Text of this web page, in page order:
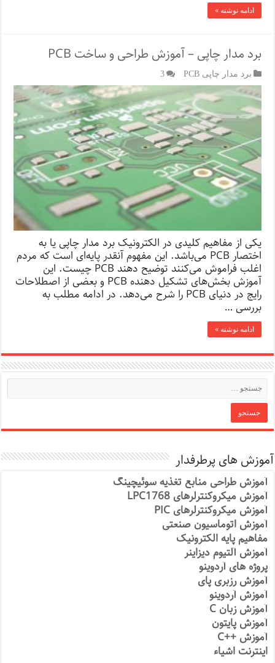
ادامه نوشته »
برد مدار چاپی – آموزش طراحی و ساخت PCB
برد مدار چاپی PCB 3
یکی از مفاهیم کلیدی در الکترونیک برد مدار چاپی یا به
اختصار PCB می‌باشد. این مفهوم آنقدر پایه‌ای است که مردم
اغلب فراموش می‌کنند توضیح دهند PCB چیست. این
آموزش بخش‌های تشکیل دهنده PCB و بعضی از اصطلاحات
رایج در دنیای PCB را شرح می‌دهد. در ادامه مطلب به
بررسی …
ادامه نوشته »
آموزش های پرطرفدار
آموزش طراحی منابع تغذیه سوئیچینگ
آموزش میکروکنترلرهای LPC1768
آموزش میکروکنترلرهای PIC
آموزش اتوماسیون صنعتی
مفاهیم پایه الکترونیک
آموزش آلتیوم دیزاینر
پروژه های آردوینو
آموزش رزبری پای
آموزش آردوینو
آموزش زبان C
آموزش پایتون
آموزش ++C
اینترنت اشیاء